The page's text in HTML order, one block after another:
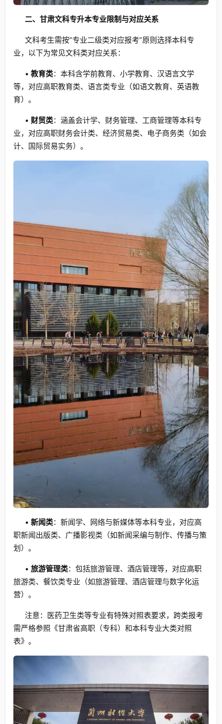
二、甘肃文科专升本专业限制与对应关系
文科考生需按“专业二级类对应报考”原则选择本科专
业，以下为常见文科类对应关系：
• 教育类：本科含学前教育、小学教育、汉语言文学
等，对应高职教育类、语言类专业（如语文教育、英语教
育）。
• 财贸类：涵盖会计学、财务管理、工商管理等本科专
业，对应高职财务会计类、经济贸易类、电子商务类（如会
计、国际贸易实务）。
• 新闻类：新闻学、网络与新媒体等本科专业，对应高
职新闻出版类、广播影视类（如新闻采编与制作、传播与策
划）。
• 旅游管理类：包括旅游管理、酒店管理等，对应高职
旅游类、餐饮类专业（如旅游管理、酒店管理与数字化运
营）。
注意：医药卫生类等专业有特殊对照表要求，跨类报考
需严格参照《甘肃省高职（专科）和本科专业大类对照
表》。